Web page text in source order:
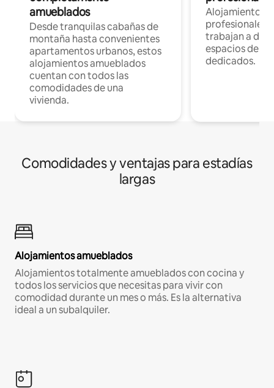
amueblados
Desde tranquilas cabañas de
montaña hasta convenientes
apartamentos urbanos, estos
alojamientos amueblados
cuentan con todos las
comodidades de una
vivienda.
Alojamientos
profesionales
trabajan a
espacios de
dedicados.
Comodidades y ventajas para estadías
largas
Alojamientos amueblados
Alojamientos totalmente amueblados con cocina y
todos los servicios que necesitas para vivir con
comodidad durante un mes o más. Es la alternativa
ideal a un subalquiler.